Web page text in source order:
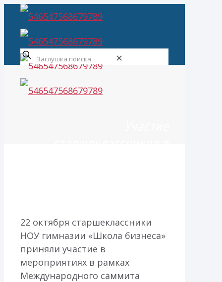
✕
22 октября старшеклассники
НОУ гимназии «Школа бизнеса»
приняли участие в
мероприятиях в рамках
Международного саммита